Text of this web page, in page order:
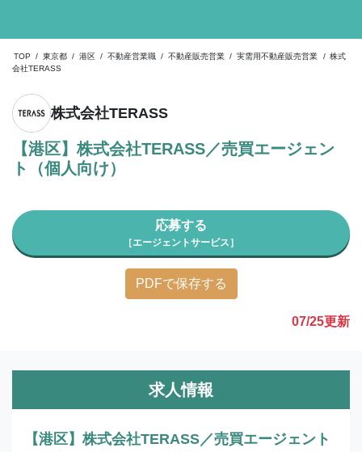
TOP / 東京都 / 港区 / 不動産営業職 / 不動産販売営業 / 実需用不動産販売営業 / 株式
会社TERASS
株式会社TERASS
【港区】株式会社TERASS／売買エージェン
ト（個人向け）
応募する
［エージェントサービス］
PDFで保存する
07/25更新
求人情報
【港区】株式会社TERASS／売買エージェント